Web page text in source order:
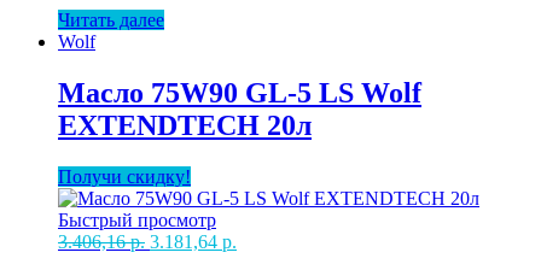
GL-
5
EXTENDTECH
1л
Читать далее
Wolf
Масло 75W90 GL-5 LS Wolf
EXTENDTECH 20л
Получи скидку!
Быстрый просмотр
3.406,16р. Первоначальная
3.181,64 р.